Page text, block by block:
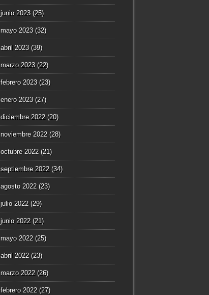
junio 2023(25)
mayo 2023(32)
abril 2023(39)
marzo 2023(22)
febrero 2023(23)
enero 2023(27)
diciembre 2022 (20)
noviembre 2022 (28)
octubre 2022 (21)
septiembre 2022 (34)
agosto 2022 (23)
julio 2022 (29)
junio 2022 (21)
mayo 2022 (25)
abril 2022 (23)
marzo 2022 (26)
febrero 2022 (27)